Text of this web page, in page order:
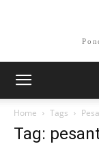
Home Tags
Tag: